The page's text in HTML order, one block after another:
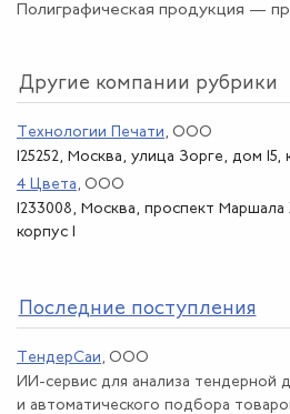
Полиграфическая продукция —
Другие компании рубрики
Технологии Печати , ООО
125252, Москва, улица Зорге, дом 15,
4 Цвета, ООО
1233008, Москва, проспект
корпус 1
Последние поступления
ТендерСаи , ООО
ИИ-сервис для анализа тендерной
и автоматического подбора